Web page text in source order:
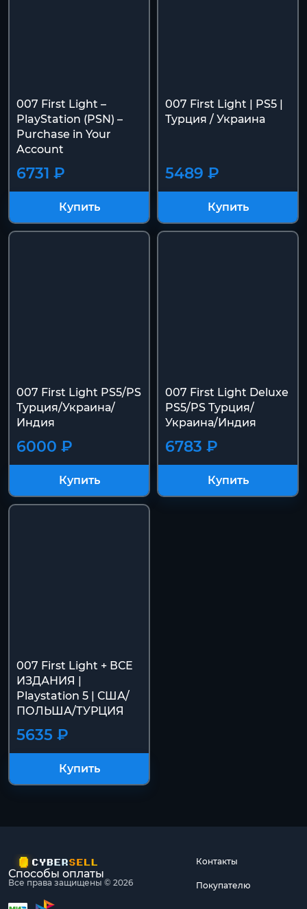
007 First Light –
PlayStation (PSN) –
Purchase in Your
Account
6731 ₽
Купить
007 First Light | PS5 |
Турция / Украина
5489 ₽
Купить
007 First Light PS5/PS
Турция/Украина/
Индия
6000 ₽
Купить
007 First Light Deluxe
PS5/PS Турция/
Украина/Индия
6783 ₽
Купить
007 First Light + ВСЕ
ИЗДАНИЯ |
Playstation 5 | США/
ПОЛЬША/ТУРЦИЯ
5635 ₽
Купить
Все права защищены © 2026
Контакты
Покупателю
Способы оплаты